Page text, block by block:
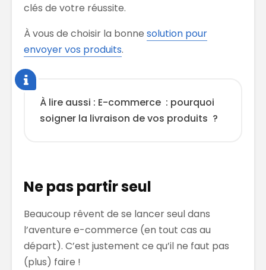
clés de votre réussite.
À vous de choisir la bonne solution pour
envoyer vos produits.
À lire aussi : E-commerce : pourquoi
soigner la livraison de vos produits ?
Ne pas partir seul
Beaucoup rêvent de se lancer seul dans
l’aventure e-commerce (en tout cas au
départ). C’est justement ce qu’il ne faut pas
(plus) faire !